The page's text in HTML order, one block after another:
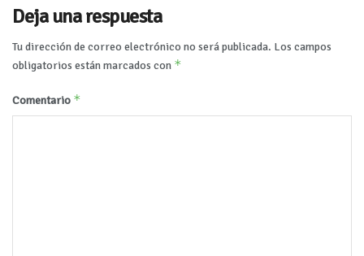
Deja una respuesta
Tu dirección de correo electrónico no será publicada. Los campos
obligatorios están marcados con *
Comentario *